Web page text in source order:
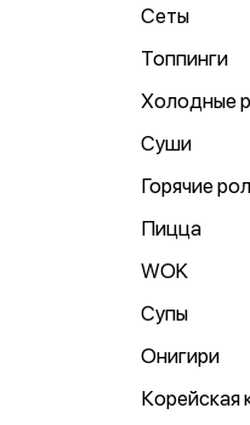
Сеты
Топпинги
Холодные
Суши
Горячие
Пицца
WOK
Супы
Онигири
Корейская